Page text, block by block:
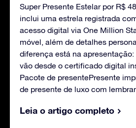
Super Presente Estelar por R$
inclui uma estrela registrada
acesso digital via One Million
móvel, além de detalhes
diferença está na
vão desde o certificado digital
Pacote de presentePresente
de presente de luxo com
Leia o artigo completo